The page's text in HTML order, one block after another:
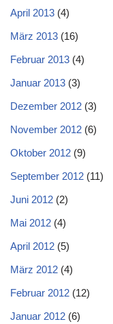
April 2013 (4)
März 2013 (16)
Februar 2013 (4)
Januar 2013 (3)
Dezember 2012 (3)
November 2012 (6)
Oktober 2012 (9)
September 2012 (11)
Juni 2012 (2)
Mai 2012 (4)
April 2012 (5)
März 2012 (4)
Februar 2012 (12)
Januar 2012 (6)